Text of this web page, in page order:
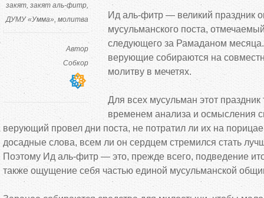
закят закят аль-фитр
ДУМУ «Умма» молитва
Автор
Собкор
Ид аль-фитр — великий праздник
мусульманского поста,
следующего за Рамаданом
верующие собираются на
молитву в мечетях.
Для всех мусульман этот праздник
временем анализа и осмысления
верующий провел дни поста, не потратил ли их на
досадные слова, всем ли он сердцем стремился стать
Поэтому Ид аль-фитр — это, прежде всего, подведение
также ощущение себя частью единой мусульманской